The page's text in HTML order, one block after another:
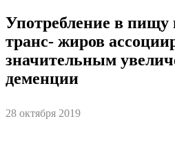
Употребление в пищу
транс- жиров
значительным
деменции
28 октября 2019